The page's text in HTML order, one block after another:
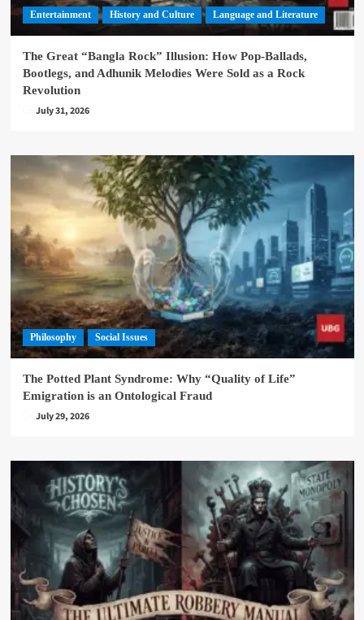
Entertainment History and Culture Language and Literature
The Great “Bangla Rock” Illusion: How Pop-Ballads,
Bootlegs, and Adhunik Melodies Were Sold as a Rock
Revolution
July 31, 2026
Philosophy Social Issues
The Potted Plant Syndrome: Why “Quality of Life”
Emigration is an Ontological Fraud
July 29, 2026